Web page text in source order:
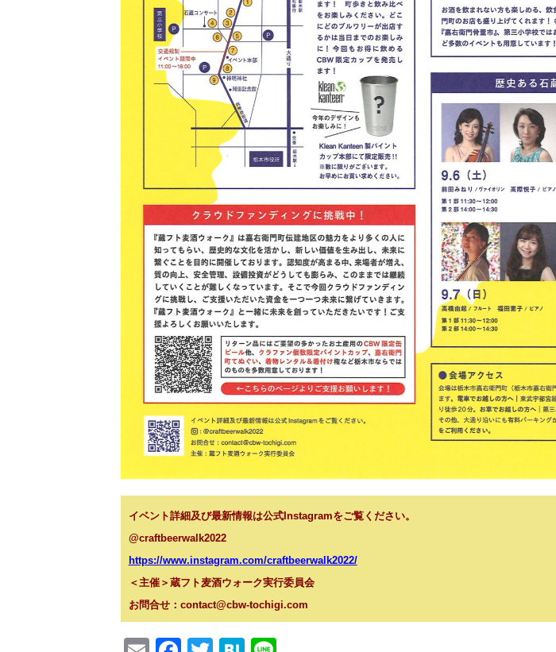
イベント詳細及び最新情報は公式Instagramをご覧ください。
@craftbeerwalk2022
https://www.instagram.com/craftbeerwalk2022/
＜主催＞蔵フト麦酒ウォーク実行委員会
お問合せ：contact@cbw-tochigi.com